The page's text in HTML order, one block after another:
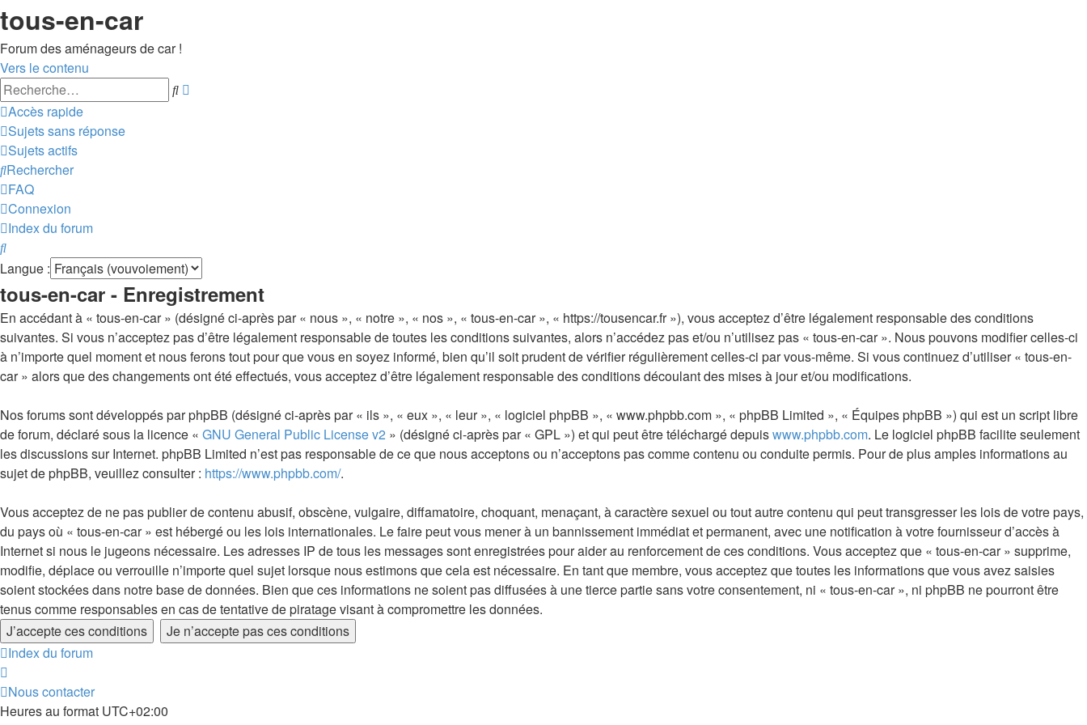
tous-en-car
Forum des aménageurs de car !
Vers le contenu
Rechercher
Accès rapide
Sujets sans réponse
Sujets actifs
Rechercher
FAQ
Connexion
Index du forum
Rechercher
Langue :
tous-en-car - Enregistrement
En accédant à « tous-en-car » (désigné ci-après par « nous », « notre », « nos », « tous-en-car », « https://tousencar.fr »), vous acceptez d’être légalement responsable des conditions
suivantes. Si vous n’acceptez pas d’être légalement responsable de toutes les conditions suivantes, alors n’accédez pas et/ou n’utilisez pas « tous-en-car ». Nous pouvons modifier celles-ci
à n’importe quel moment et nous ferons tout pour que vous en soyez informé, bien qu’il soit prudent de vérifier régulièrement celles-ci par vous-même. Si vous continuez d’utiliser « tous-en-
car » alors que des changements ont été effectués, vous acceptez d’être légalement responsable des conditions découlant des mises à jour et/ou modifications.
Nos forums sont développés par phpBB (désigné ci-après par « ils », « eux », « leur », « logiciel phpBB », « www.phpbb.com », « phpBB Limited », « Équipes phpBB ») qui est un script libre
de forum, déclaré sous la licence « GNU General Public License v2 » (désigné ci-après par « GPL ») et qui peut être téléchargé depuiswww.phpbb.com. Le logiciel phpBB facilite seulement
les discussions sur Internet. phpBB Limited n’est pas responsable de ce que nous acceptons ou n’acceptons pas comme contenu ou conduite permis. Pour de plus amples informations au
sujet de phpBB, veuillez consulter : https://www.phpbb.com/.
Vous acceptez de ne pas publier de contenu abusif, obscène, vulgaire, diffamatoire, choquant, menaçant, à caractère sexuel ou tout autre contenu qui peut transgresser les lois de votre pays,
du pays où « tous-en-car » est hébergé ou les lois internationales. Le faire peut vous mener à un bannissement immédiat et permanent, avec une notification à votre fournisseur d’accès à
Internet si nous le jugeons nécessaire. Les adresses IP de tous les messages sont enregistrées pour aider au renforcement de ces conditions. Vous acceptez que « tous-en-car » supprime,
modifie, déplace ou verrouille n’importe quel sujet lorsque nous estimons que cela est nécessaire. En tant que membre, vous acceptez que toutes les informations que vous avez saisies
soient stockées dans notre base de données. Bien que ces informations ne soient pas diffusées à une tierce partie sans votre consentement, ni « tous-en-car », ni phpBB ne pourront être
tenus comme responsables en cas de tentative de piratage visant à compromettre les données.
Index du forum
Nous contacter
Heures au format UTC+02:00